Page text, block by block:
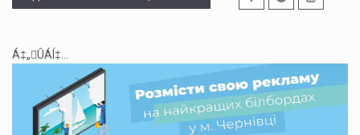
Á‡„ÛÁÍ‡...